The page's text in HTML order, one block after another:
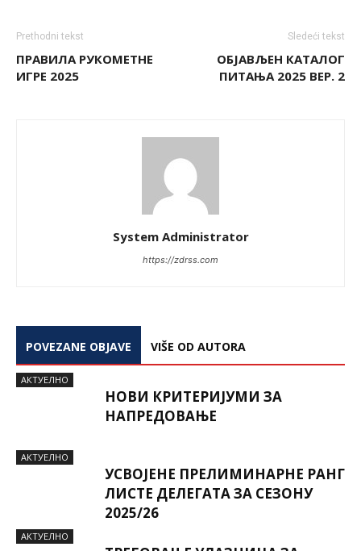
Prethodni tekst
ПРАВИЛА РУКОМЕТНЕ
ИГРЕ 2025
Sledeći tekst
ОБЈАВЉЕН КАТАЛОГ
ПИТАЊА 2025 ВЕР. 2
System Administrator
https://zdrss.com
POVEZANE OBJAVE VIŠE OD AUTORA
AКТУЕЛНО
НОВИ КРИТЕРИЈУМИ ЗА
НАПРЕДОВАЊЕ
AКТУЕЛНО
УСВОЈЕНЕ ПРЕЛИМИНАРНЕ РАНГ
ЛИСТЕ ДЕЛЕГАТА ЗА СЕЗОНУ
2025/26
AКТУЕЛНО